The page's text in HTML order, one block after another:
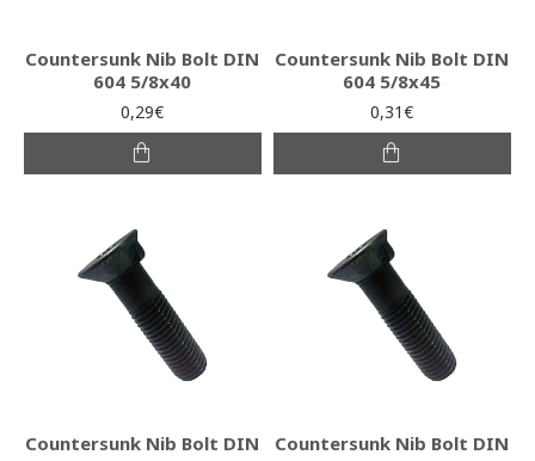
Countersunk Nib Bolt DIN
604 5/8x40
0,29€
Countersunk Nib Bolt DIN
604 5/8x45
0,31€
Countersunk Nib Bolt DIN
Countersunk Nib Bolt DIN